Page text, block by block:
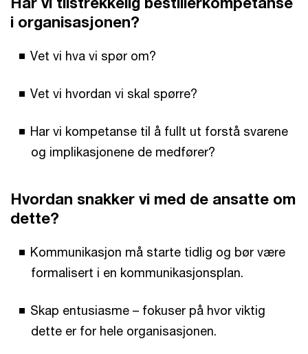
i organisasjonen?
Vet vi hva vi spør om?
Vet vi hvordan vi skal spørre?
Har vi kompetanse til å fullt ut forstå svarene
og implikasjonene de medfører?
Hvordan snakker vi med de ansatte om
dette?
Kommunikasjon må starte tidlig og bør være
formalisert i en kommunikasjonsplan.
Skap entusiasme – fokuser på hvor viktig
dette er for hele organisasjonen.